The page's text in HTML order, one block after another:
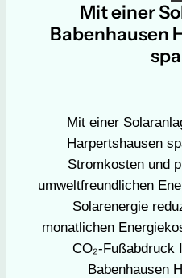
Mit einer
Babenhausen
Mit einer
Harpertshausen
Stromkosten und
umweltfreundlichen
Solarenergie
monatlichen
CO₂-Fußabdruck
Babenhausen